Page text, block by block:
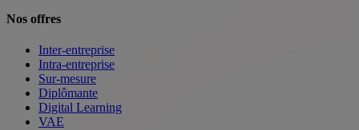
Nos offres
Inter-entreprise
Intra-entreprise
Sur-mesure
Diplômante
Digital Learning
VAE